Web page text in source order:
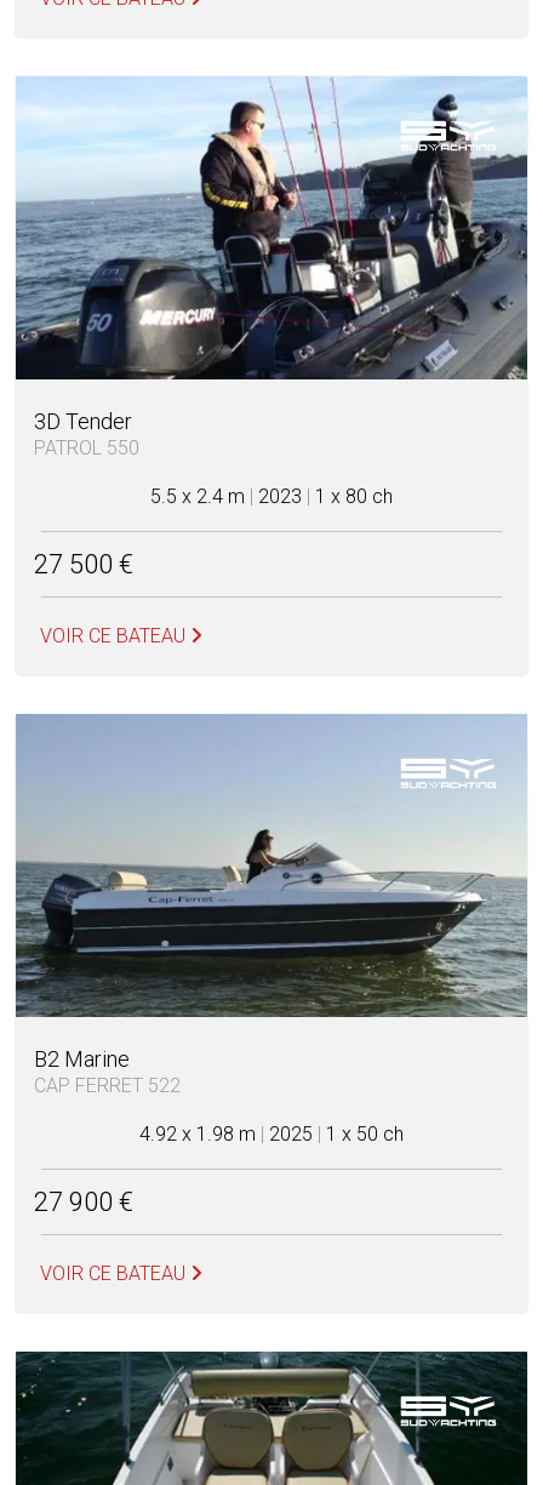
3D Tender
PATROL 550
5.5 x 2.4 m | 2023 | 1 x 80 ch
27 500 €
VOIR CE BATEAU
B2 Marine
CAP FERRET 522
4.92 x 1.98 m | 2025 | 1 x 50 ch
27 900 €
VOIR CE BATEAU